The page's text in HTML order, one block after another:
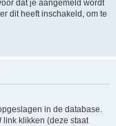
dat je aangemeld wordt
dit heeft inschakeld, om te
in de database.
link klikken (deze staat